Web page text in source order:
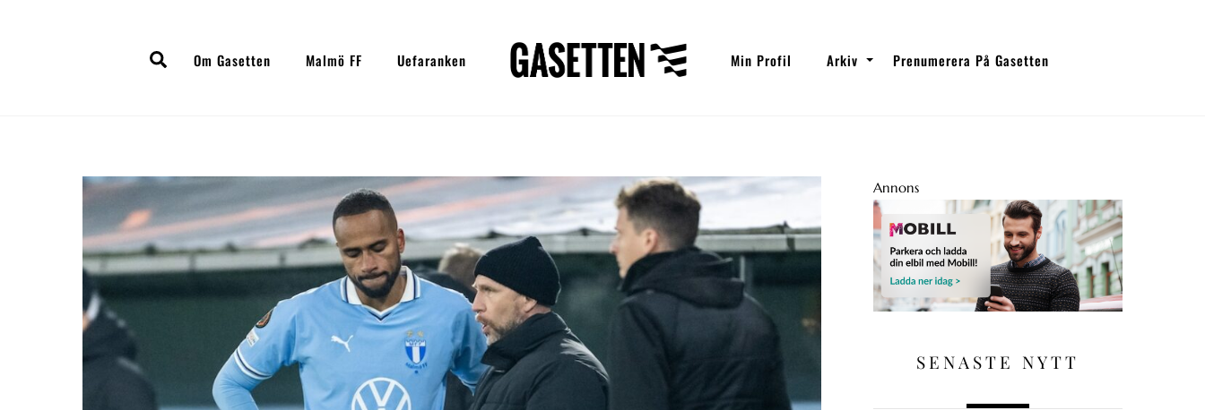
SearchOm Gasetten Malmö FF Uefaranken Min Profil Arkiv Prenumerera På Gasetten
Annons
SENASTE NYTT